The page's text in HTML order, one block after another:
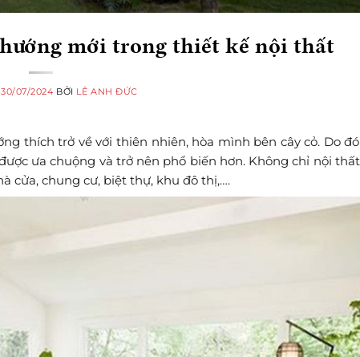
hướng mới trong thiết kế nội thất
30/07/2024 BỞI LÊ ANH ĐỨC
thích trở về với thiên nhiên, hòa mình bên cây cỏ. Do
ưa chuộng và trở nên phổ biến hơn. Không chỉ nội
cửa, chung cư, biệt thự, khu đô thị,….